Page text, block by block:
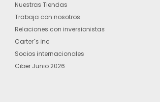
Nuestras Tiendas
Trabaja con nosotros
Relaciones con inversionistas
Carter´s inc
Socios internacionales
Ciber Junio 2026